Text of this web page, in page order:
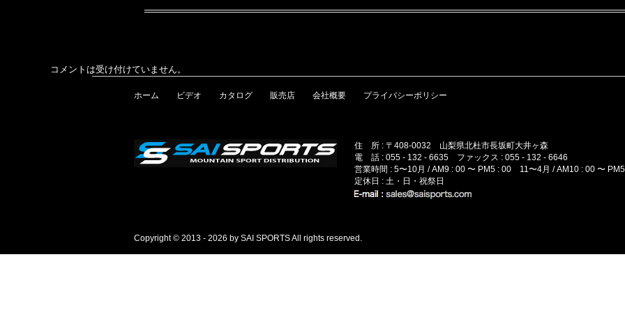
コメントは受け付けていません。
ホーム ビデオ カタログ 販売店 会社概要 プライバシーポリシー
住 所 : 〒408-0032 山梨県北杜市長坂町大井ヶ森
電 話 : 055 - 132 - 6635 ファックス : 055 - 132 - 6646
営業時間 : 5〜10月 / AM9 : 00 〜 PM5 : 00 11〜4月 / AM10 : 00 〜
定休日 : 土・日・祝祭日
Copyright © 2013 - 2026 by SAI SPORTS All rights reserved.